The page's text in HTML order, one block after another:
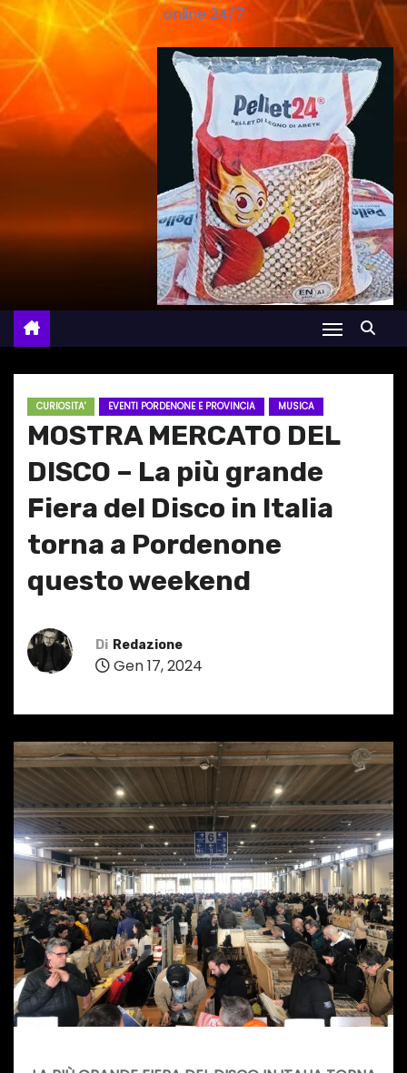
online 24/7
CURIOSITA' EVENTI PORDENONE E PROVINCIA MUSICA
MOSTRA MERCATO DEL
DISCO – La più grande
Fiera del Disco in Italia
torna a Pordenone
questo weekend
Di Redazione
Gen 17, 2024